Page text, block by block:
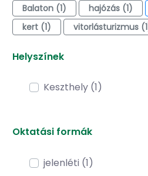
Balaton (1) hajózás (1)
kert (1)
vitorlásturizmus
Helyszínek
Keszthely (1)
Oktatási formák
jelenléti (1)